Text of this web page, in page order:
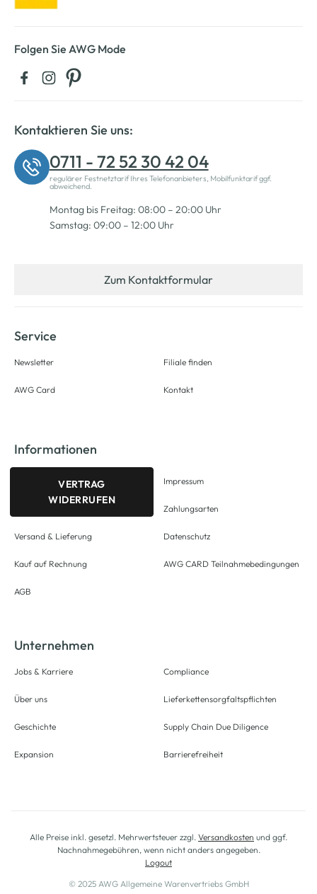
Folgen Sie AWG Mode
Kontaktieren Sie uns:
0711 - 72 52 30 42 04
regulärer Festnetztarif Ihres Telefonanbieters, Mobilfunktarif ggf.
abweichend.
Montag bis Freitag: 08:00 – 20:00 Uhr
Samstag: 09:00 – 12:00 Uhr
Zum Kontaktformular
Service
Newsletter
AWG Card
Filiale finden
Kontakt
Informationen
VERTRAG
WIDERRUFEN
Versand & Lieferung
Kauf auf Rechnung
AGB
Impressum
Zahlungsarten
Datenschutz
AWG CARD Teilnahmebedingungen
Unternehmen
Jobs & Karriere
Über uns
Geschichte
Expansion
Compliance
Lieferkettensorgfaltspflichten
Supply Chain Due Diligence
Barrierefreiheit
Alle Preise inkl. gesetzl. Mehrwertsteuer zzgl. Versandkosten und ggf.
Nachnahmegebühren, wenn nicht anders angegeben.
Logout
© 2025 AWG Allgemeine Warenvertriebs GmbH